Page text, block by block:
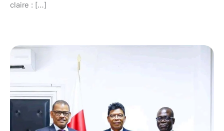
claire : […]